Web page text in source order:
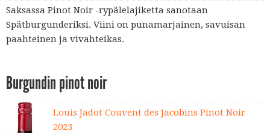
Saksassa Pinot Noir -rypälelajiketta sanotaan
Spätburgunderiksi. Viini on punamarjainen, savuisan
paahteinen ja vivahteikas.
Burgundin pinot noir
Louis Jadot Couvent des Jacobins Pinot Noir
2023